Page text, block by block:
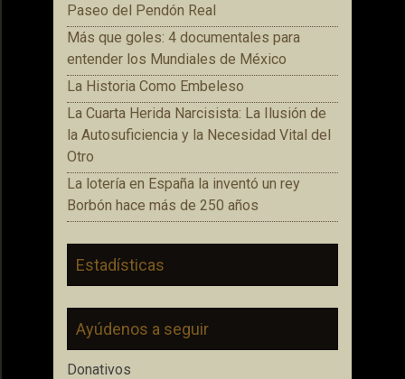
Paseo del Pendón Real
Más que goles: 4 documentales para
entender los Mundiales de México
La Historia Como Embeleso
La Cuarta Herida Narcisista: La Ilusión de
la Autosuficiencia y la Necesidad Vital del
Otro
La lotería en España la inventó un rey
Borbón hace más de 250 años
Estadísticas
Ayúdenos a seguir
Donativos